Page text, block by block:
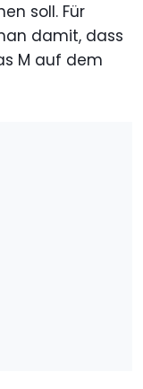
soll. Für
damit, dass
M auf dem